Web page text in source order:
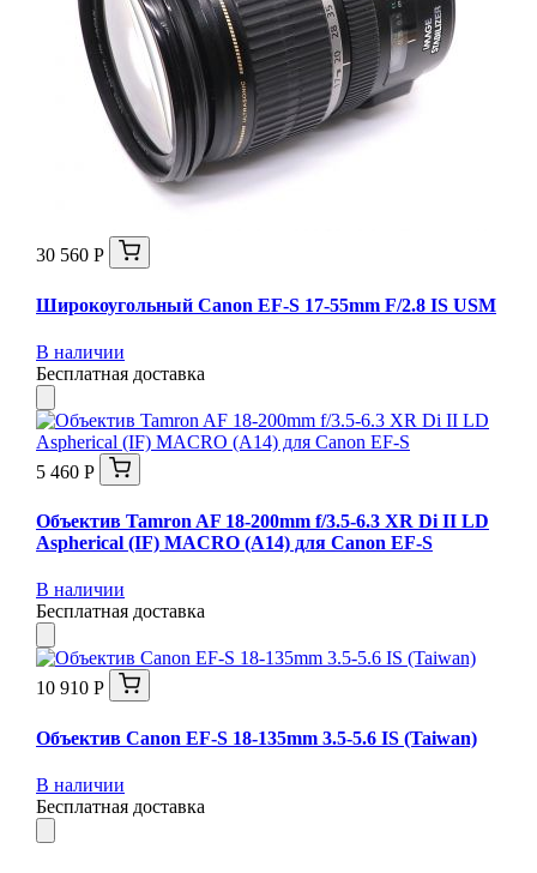
30 560 Р
Широкоугольный Canon EF-S 17-55mm F/2.8 IS USM
В наличии
Бесплатная доставка
5 460 Р
Объектив Tamron AF 18-200mm f/3.5-6.3 XR Di II LD
Aspherical (IF) MACRO (A14) для Canon EF-S
В наличии
Бесплатная доставка
10 910 Р
Объектив Canon EF-S 18-135mm 3.5-5.6 IS (Taiwan)
В наличии
Бесплатная доставка